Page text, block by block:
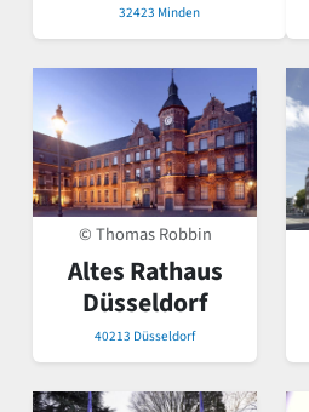
32423 Minden
© Thomas Robbin
Altes Rathaus
Düsseldorf
40213 Düsseldorf